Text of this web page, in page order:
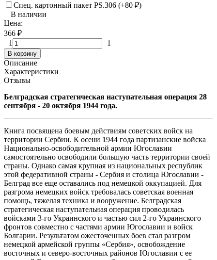
Спец. картонный пакет PS.306 (+80 ₽)
В наличии
Цена:
366 ₽
1
1
В корзину
Описание
Характеристики
Отзывы
Белградская стратегическая наступательная операция 28
сентября - 20 октября 1944 года.
Книга посвящена боевым действиям советских войск на
территории Сербии. К осени 1944 года партизанские войска
Национально-освободительной армии Югославии
самостоятельно освободили большую часть территории своей
страны. Однако самая крупная из национальных республик
этой федеративной страны - Сербия и столица Югославии -
Белград все еще оставались под немецкой оккупацией. Для
разгрома немецких войск требовалась советская военная
помощь, тяжелая техника и вооружение. Белградская
стратегическая наступательная операция проводилась
войсками 3-го Украинского и частью сил 2-го Украинского
фронтов совместно с частями армии Югославии и войск
Болгарии. Результатом ожесточенных боев стал разгром
немецкой армейской группы «Сербия», освобождение
восточных и северо-восточных районов Югославии с ее